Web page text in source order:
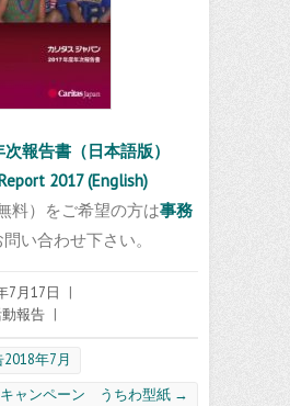
報告書（日本語版）
2017 (English)
料）をご希望の方は事務
い合わせ下さい。
7月17日
|
報告 |
年7月
キャンペーン うちわ型紙 →